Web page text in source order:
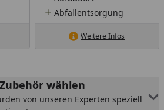
Abfallentsorgung
Weitere Infos
wählen
von unseren Experten speziell